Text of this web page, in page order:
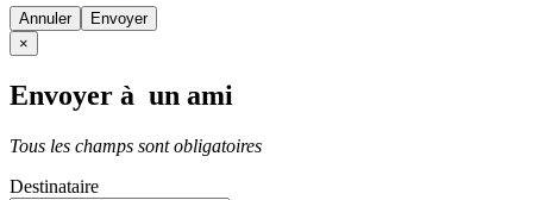
Annuler
×
Envoyer à un ami
Tous les champs sont obligatoires
Destinataire